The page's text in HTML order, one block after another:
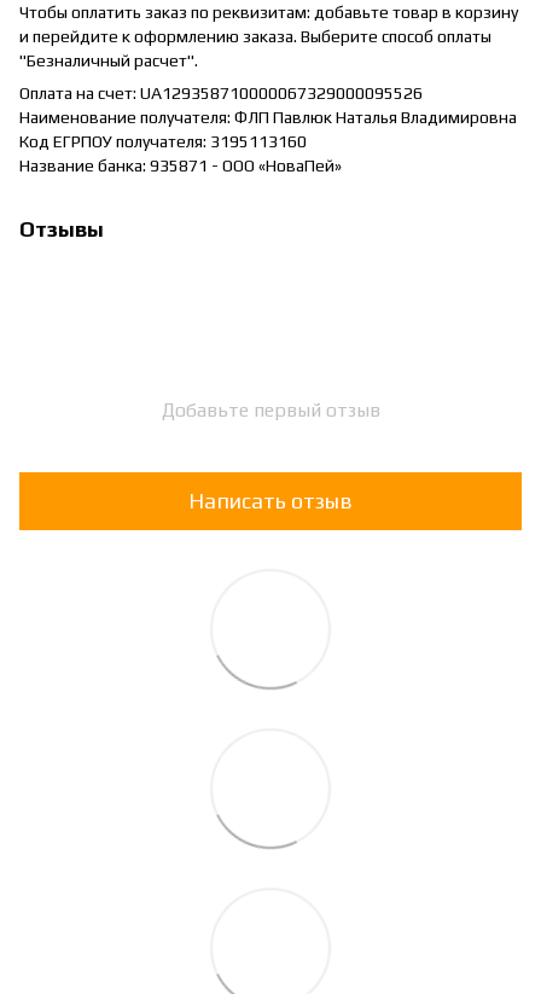
Чтобы оплатить заказ по реквизитам: добавьте товар в корзину
и перейдите к оформлению заказа. Выберите способ оплаты
"Безналичный расчет".
Оплата на счет: UA129358710000067329000095526
Наименование получателя: ФЛП Павлюк Наталья Владимировна
Код ЕГРПОУ получателя: 3195113160
Название банка: 935871 - ООО «НоваПей»
Отзывы
Добавьте первый отзыв
Написать отзыв